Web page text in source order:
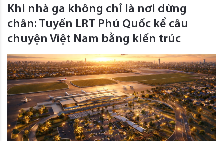
Khi nhà ga không chỉ là nơi dừng
chân: Tuyến LRT Phú Quốc kể câu
chuyện Việt Nam bằng kiến trúc